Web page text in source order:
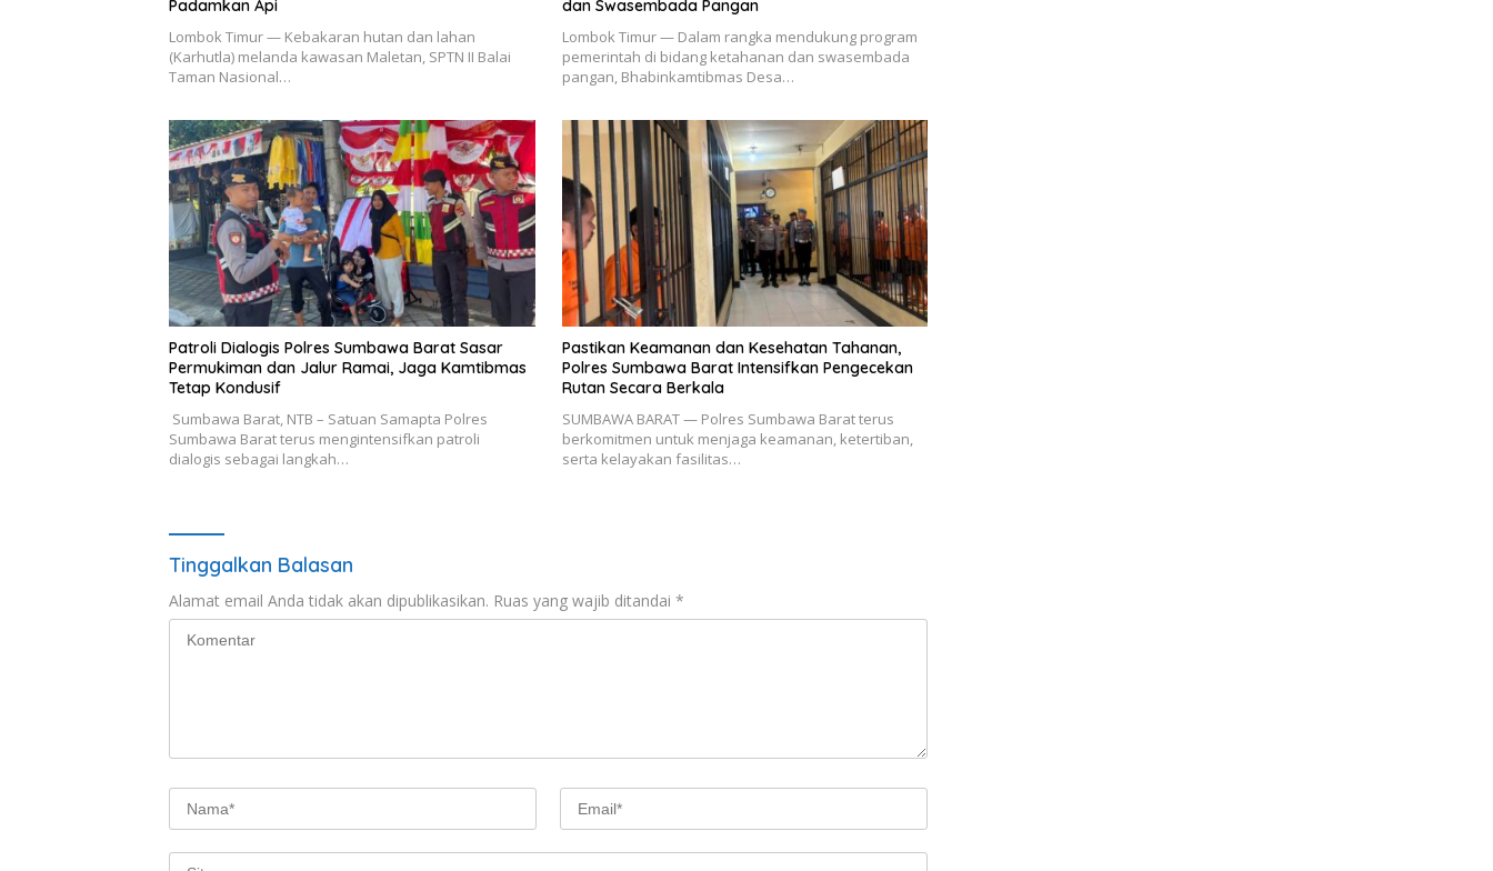
Padamkan Api
Lombok Timur — Kebakaran hutan dan lahan
(Karhutla) melanda kawasan Maletan, SPTN II Balai
Taman Nasional…
dan Swasembada Pangan
Lombok Timur — Dalam rangka mendukung program
pemerintah di bidang ketahanan dan swasembada
pangan, Bhabinkamtibmas Desa…
Patroli Dialogis Polres Sumbawa Barat Sasar
Permukiman dan Jalur Ramai, Jaga Kamtibmas
Tetap Kondusif
Sumbawa Barat, NTB – Satuan Samapta Polres
Sumbawa Barat terus mengintensifkan patroli
dialogis sebagai langkah…
Pastikan Keamanan dan Kesehatan Tahanan,
Polres Sumbawa Barat Intensifkan Pengecekan
Rutan Secara Berkala
SUMBAWA BARAT — Polres Sumbawa Barat terus
berkomitmen untuk menjaga keamanan, ketertiban,
serta kelayakan fasilitas…
Tinggalkan Balasan
Alamat email Anda tidak akan dipublikasikan. Ruas yang wajib ditandai *